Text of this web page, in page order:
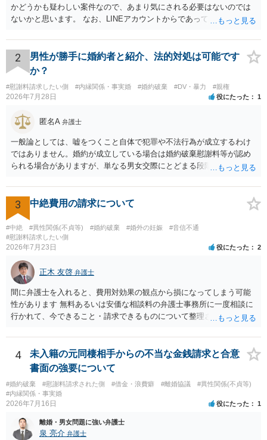
かどうかも疑わしい案件なので、あまり気にされる必要はないのでは
ないかと思います。 なお、LINEアカウントからであっても、そこに紐
るパターンはありえるものの、本件のような精神的損害が発生したと
明確にいえないような案件において開示がなされる可能性も低いので
はないかと推察します。
2
男性が勝手に婚約者と紹介、法的対処は可能です
か？
#慰謝料請求したい側 #内縁関係・事実婚 #婚約破棄 #DV・暴力 #親権
2026年7月28日 役にたった 1
匿名A 弁護士
一般論としては、嘘をつくこと自体で犯罪や不法行為が成立するわけ
ではありません。婚約が成立している場合は婚約破棄慰謝料等が認め
られる場合がありますが、単なる男女交際にとどまる段階の場合、独
慰謝料は生じないことが多いと思われます。 お怒りはごもっともです
が、仮に交際を進めたとしても後に相手を信頼できなくなる可能性が
高かったということですので、むしろ結婚しなくてよかったと割り切
って、交際を終わらせるのがよいと思います。
3 中絶費用の請求について
#中絶 #異性関係(不貞等) #婚約破棄 #婚外の妊娠
#音信不通
#慰謝料請求したい側
2026年7月23日 役にたった 2
正木 友啓 弁護士
間に弁護士を入れると、費用対効果の観点から損になってしまう可能
性があります 無料あるいは安価な相談料の弁護士事務所に一度相談に
行かれて、今できること・請求できるものについて整理されるのがよ
4
未入籍の元同棲相手からの不当な金銭請求と合意
書面の強要について
#婚約破棄 #慰謝料請求された側 #借金・浪費癖 #離婚協議
#異性関係(不貞等)
#内縁関係・事実婚
2026年7月16日 役にたった 1
離婚・男女問題に強い弁護士
泉 亮介 弁護士